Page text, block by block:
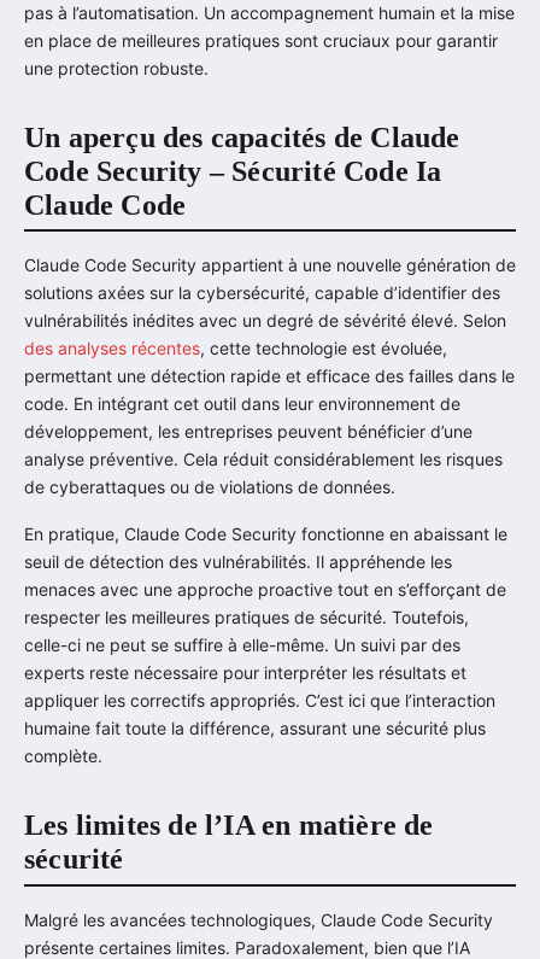
pas à l’automatisation. Un accompagnement humain et la mise
en place de meilleures pratiques sont cruciaux pour garantir
une protection robuste.
Un aperçu des capacités de Claude
Code Security – Sécurité Code Ia
Claude Code
Claude Code Security appartient à une nouvelle génération de
solutions axées sur la cybersécurité, capable d’identifier des
vulnérabilités inédites avec un degré de sévérité élevé. Selon
des analyses récentes, cette technologie est évoluée,
permettant une détection rapide et efficace des failles dans le
code. En intégrant cet outil dans leur environnement de
développement, les entreprises peuvent bénéficier d’une
analyse préventive. Cela réduit considérablement les risques
de cyberattaques ou de violations de données.
En pratique, Claude Code Security fonctionne en abaissant le
seuil de détection des vulnérabilités. Il appréhende les
menaces avec une approche proactive tout en s’efforçant de
respecter les meilleures pratiques de sécurité. Toutefois,
celle-ci ne peut se suffire à elle-même. Un suivi par des
experts reste nécessaire pour interpréter les résultats et
appliquer les correctifs appropriés. C’est ici que l’interaction
humaine fait toute la différence, assurant une sécurité plus
complète.
Les limites de l’IA en matière de
sécurité
Malgré les avancées technologiques, Claude Code Security
présente certaines limites. Paradoxalement, bien que l’IA